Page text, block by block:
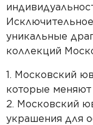
уникальные
коллекций
1. Московский
которые
2. Московский
украшения для